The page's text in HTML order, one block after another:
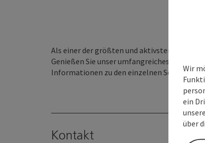
Als einer der größten und aktivsten
Genießen Sie unser umfangreiches Angebot
Informationen zu den einzelnen Sektion.
Kontakt
Wir
ein
über